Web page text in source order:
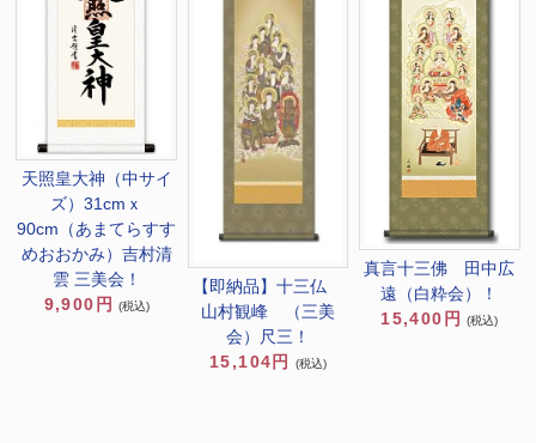
天照皇大神（中サイ
ズ）31cmｘ
90cm（あまてらすす
めおおかみ）吉村清
雲 三美会！
9,900円
(税込)
【即納品】十三仏
山村観峰 （三美
会）尺三！
15,104円
(税込)
真言十三佛 田中広
遠（白粋会）！
15,400円
(税込)